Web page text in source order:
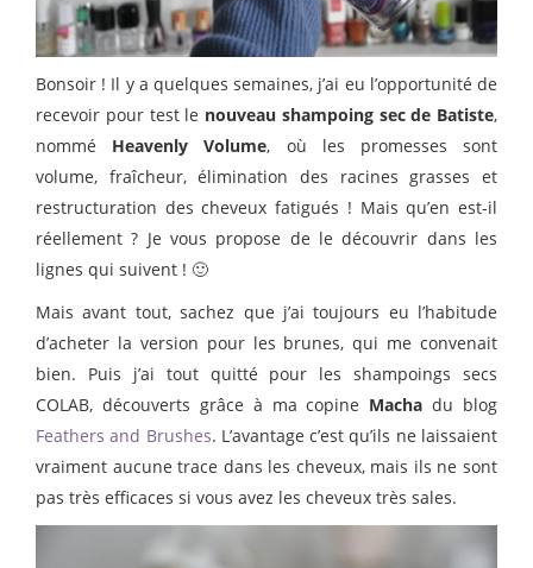
Bonsoir ! Il y a quelques semaines, j’ai eu l’opportunité de
recevoir pour test le nouveau shampoing sec de Batiste,
nommé Heavenly Volume, où les promesses sont
volume, fraîcheur, élimination des racines grasses et
restructuration des cheveux fatigués ! Mais qu’en est-il
réellement ? Je vous propose de le découvrir dans les
lignes qui suivent ! 🙂
Mais avant tout, sachez que j’ai toujours eu l’habitude
d’acheter la version pour les brunes, qui me convenait
bien. Puis j’ai tout quitté pour les shampoings secs
COLAB, découverts grâce à ma copine Macha du blog
Feathers and Brushes. L’avantage c’est qu’ils ne laissaient
vraiment aucune trace dans les cheveux, mais ils ne sont
pas très efficaces si vous avez les cheveux très sales.